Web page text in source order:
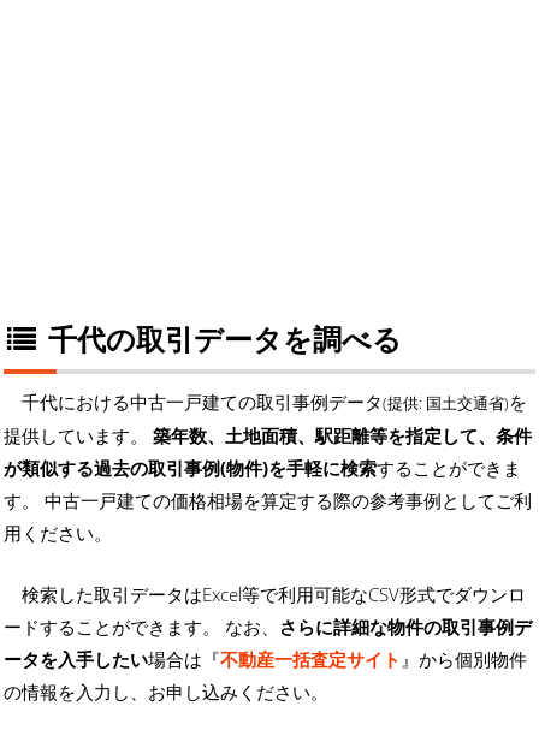
千代の取引データを調べる
千代における中古一戸建ての取引事例データ(提供: 国土交通省)を
提供しています。 築年数、土地面積、駅距離等を指定して、条件
が類似する過去の取引事例(物件)を手軽に検索することができま
す。 中古一戸建ての価格相場を算定する際の参考事例としてご利
用ください。
検索した取引データはExcel等で利用可能なCSV形式でダウンロ
ードすることができます。 なお、 さらに詳細な物件の取引事例デ
ータを入手したい場合は『不動産一括査定サイト 』から個別物件
の情報を入力し、お申し込みください。